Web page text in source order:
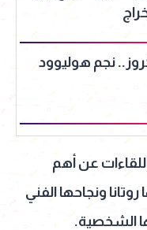
نجم هوليوود
عن أهم
ونجاحها الفني
الشخصية.